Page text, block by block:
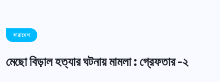
সারাদেশ
মেছো বিড়াল হত্যার ঘটনায় মামলা : গ্রেফতার -২